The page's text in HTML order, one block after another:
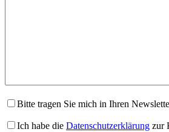
Bitte tragen Sie mich in Ihren
Ich habe die Datenschutzerklärung zur